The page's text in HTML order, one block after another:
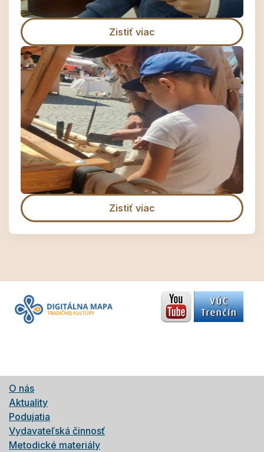
Zistiť viac
Zistiť viac
O nás
Aktuality
Podujatia
Vydavateľská činnosť
Metodické materiály